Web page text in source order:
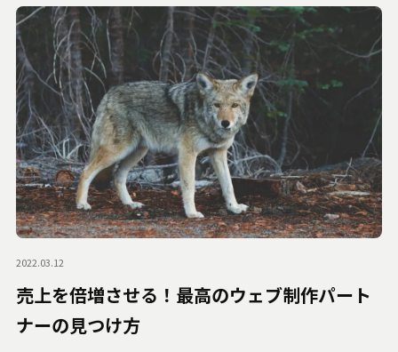
2022.03.12
売上を倍増させる！最高のウェブ制作パート
ナーの見つけ方